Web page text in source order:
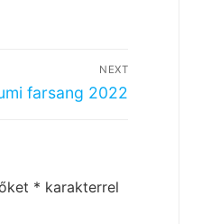
NEXT
farsang 2022
* karakterrel